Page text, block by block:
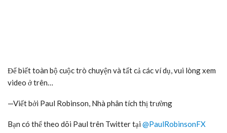
Để biết toàn bộ cuộc trò chuyện và tất cả các ví dụ, vui lòng xem
video ở trên…
—Viết bởi Paul Robinson, Nhà phân tích thị trường
Bạn có thể theo dõi Paul trên Twitter tại @PaulRobinsonFX